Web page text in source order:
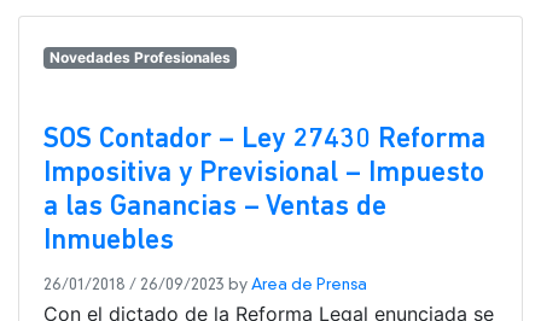
Novedades Profesionales
SOS Contador – Ley 27430 Reforma
Impositiva y Previsional – Impuesto
a las Ganancias – Ventas de
Inmuebles
26/01/2018 / 26/09/2023 by Area de Prensa
Con el dictado de la Reforma Legal enunciada se